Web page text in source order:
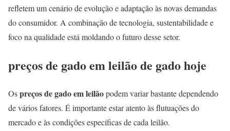
refletem um cenário de evolução e adaptação às novas demandas
do consumidor. A combinação de tecnologia, sustentabilidade e
foco na qualidade está moldando o futuro desse setor.
preços de gado em leilão de gado hoje
Ospreços de gado em leilãopodem variar bastante dependendo
de vários fatores. É importante estar atento às flutuações do
mercado e às condições específicas de cada leilão.